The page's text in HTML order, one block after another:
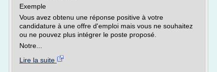
Exemple
Vous avez obtenu une réponse positive à votre
candidature à une offre d'emploi mais vous ne souhaitez
ou ne pouvez plus intégrer le poste proposé.
Notre...
Lire la suite